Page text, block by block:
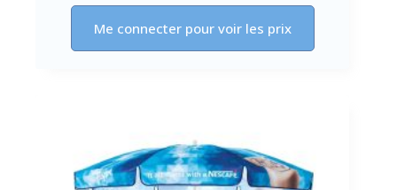
Me connecter pour voir les prix